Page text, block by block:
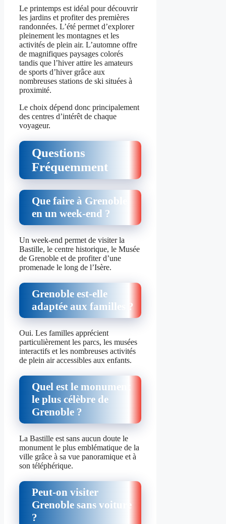
Le printemps est idéal pour découvrir
les jardins et profiter des premières
randonnées. L’été permet d’explorer
pleinement les montagnes et les
activités de plein air. L’automne offre
de magnifiques paysages colorés
tandis que l’hiver attire les amateurs
de sports d’hiver grâce aux
nombreuses stations de ski situées à
proximité.
Le choix dépend donc principalement
des centres d’intérêt de chaque
voyageur.
Questions
Fréquemment
Que faire à Grenoble
en un week-end ?
Un week-end permet de visiter la
Bastille, le centre historique, le Musée
de Grenoble et de profiter d’une
promenade le long de l’Isère.
Grenoble est-elle
adaptée aux familles ?
Oui. Les familles apprécient
particulièrement les parcs, les musées
interactifs et les nombreuses activités
de plein air accessibles aux enfants.
Quel est le monument
le plus célèbre de
Grenoble ?
La Bastille est sans aucun doute le
monument le plus emblématique de la
ville grâce à sa vue panoramique et à
son téléphérique.
Peut-on visiter
Grenoble sans voiture
?